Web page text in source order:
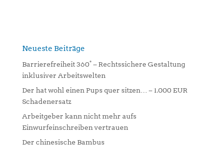
n
v
e
:
Neueste Beiträge
Barrierefreiheit 360° – Rechtssichere Gestaltung
inklusiver Arbeitswelten
Der hat wohl einen Pups quer sitzen… – 1.000 EUR
Schadenersatz
Arbeitgeber kann nicht mehr aufs
Einwurfeinschreiben vertrauen
Der chinesische Bambus